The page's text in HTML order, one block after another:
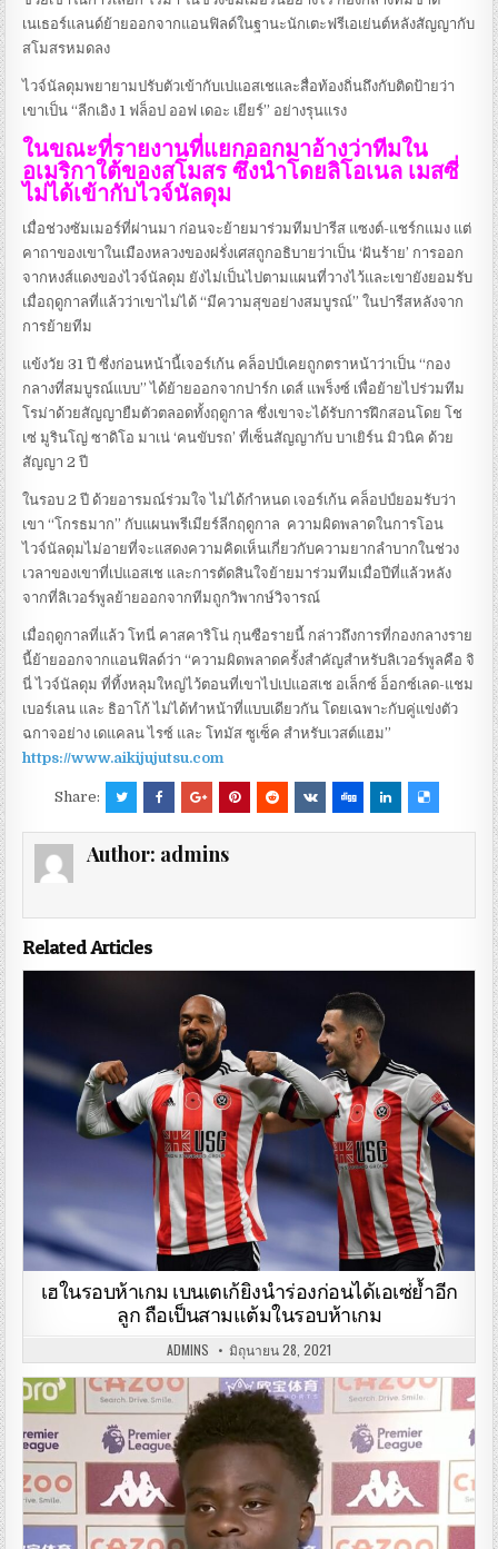
เนเธอร์แลนด์ย้ายออกจากแอนฟิลด์ในฐานะนักเตะฟรีเอเย่นต์หลังสัญญากับ
สโมสรหมดลง
ไวจ์นัลดุมพยายามปรับตัวเข้ากับเปแอสเชและสื่อท้องถิ่นถึงกับติดป้ายว่า
เขาเป็น “ลีกเอิง 1 ฟล็อป ออฟ เดอะ เยียร์” อย่างรุนแรง
ในขณะที่รายงานที่แยกออกมาอ้างว่าทีมใน
อเมริกาใต้ของสโมสร ซึ่งนําโดยลิโอเนล เมสซี่
ไม่ได้เข้ากับไวจ์นัลดุม
เมื่อช่วงซัมเมอร์ที่ผ่านมา ก่อนจะย้ายมาร่วมทีมปารีส แซงต์-แชร์กแมง แต่
คาถาของเขาในเมืองหลวงของฝรั่งเศสถูกอธิบายว่าเป็น ‘ฝันร้าย’ การออก
จากหงส์แดงของไวจ์นัลดุม ยังไม่เป็นไปตามแผนที่วางไว้และเขายังยอมรับ
เมื่อฤดูกาลที่แล้วว่าเขาไม่ได้ “มีความสุขอย่างสมบูรณ์” ในปารีสหลังจาก
การย้ายทีม
แข้งวัย 31 ปี ซึ่งก่อนหน้านี้เจอร์เก้น คล็อปป์เคยถูกตราหน้าว่าเป็น “กอง
กลางที่สมบูรณ์แบบ” ได้ย้ายออกจากปาร์ก เดส์ แพร็งซ์ เพื่อย้ายไปร่วมทีม
โรม่าด้วยสัญญายืมตัวตลอดทั้งฤดูกาล ซึ่งเขาจะได้รับการฝึกสอนโดย โช
เซ่ มูรินโญ่ ซาดิโอ มาเน่ ‘คนขับรถ’ ที่เซ็นสัญญากับ บาเยิร์น มิวนิค ด้วย
สัญญา 2 ปี
ในรอบ 2 ปี ด้วยอารมณ์ร่วมใจ ไม่ได้กําหนด เจอร์เก้น คล็อปป์ยอมรับว่า
เขา “โกรธมาก” กับแผนพรีเมียร์ลีกฤดูกาล ความผิดพลาดในการโอน
ไวจ์นัลดุมไม่อายที่จะแสดงความคิดเห็นเกี่ยวกับความยากลําบากในช่วง
เวลาของเขาที่เปแอสเช และการตัดสินใจย้ายมาร่วมทีมเมื่อปีที่แล้วหลัง
จากที่ลิเวอร์พูลย้ายออกจากทีมถูกวิพากษ์วิจารณ์
เมื่อฤดูกาลที่แล้ว โทนี่ คาสคาริโน่ กุนซือรายนี้ กล่าวถึงการที่กองกลางราย
นี้ย้ายออกจากแอนฟิลด์ว่า “ความผิดพลาดครั้งสําคัญสําหรับลิเวอร์พูลคือ จิ
นี่ ไวจ์นัลดุม ที่ทิ้งหลุมใหญ่ไว้ตอนที่เขาไปเปแอสเช อเล็กซ์ อ็อกซ์เลด-แชม
เบอร์เลน และ ธิอาโก้ ไม่ได้ทําหน้าที่แบบเดียวกัน โดยเฉพาะกับคู่แข่งตัว
ฉกาจอย่าง เดแคลน ไรซ์ และ โทมัส ซูเซ็ค สําหรับเวสต์แฮม”
https://www.aikijujutsu.com
Share:
Author: admins
Related Articles
เฮในรอบห้าเกม เบนเตเก้ยิงนำร่องก่อนได้เอเซ่ย้ำอีก
ลูก ถือเป็นสามแต้มในรอบห้าเกม
ADMINS มิถุนายน 28, 2021